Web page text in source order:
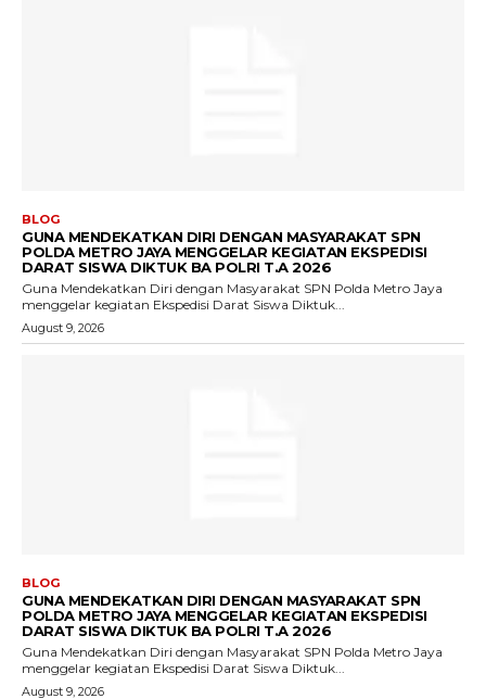
BLOG
GUNA MENDEKATKAN DIRI DENGAN MASYARAKAT SPN
POLDA METRO JAYA MENGGELAR KEGIATAN EKSPEDISI
DARAT SISWA DIKTUK BA POLRI T.A 2026
Guna Mendekatkan Diri dengan Masyarakat SPN Polda Metro Jaya
menggelar kegiatan Ekspedisi Darat Siswa Diktuk...
August 9, 2026
BLOG
GUNA MENDEKATKAN DIRI DENGAN MASYARAKAT SPN
POLDA METRO JAYA MENGGELAR KEGIATAN EKSPEDISI
DARAT SISWA DIKTUK BA POLRI T.A 2026
Guna Mendekatkan Diri dengan Masyarakat SPN Polda Metro Jaya
menggelar kegiatan Ekspedisi Darat Siswa Diktuk...
August 9, 2026